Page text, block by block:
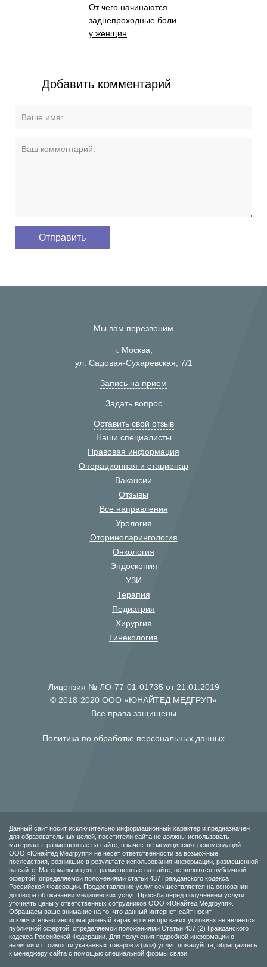
От чего начинаются
заднепроходные боли
у женщин
Добавить комментарий
Мы вам перезвоним
г. Москва,
ул. Садовая-Сухаревская, 7/1
Запись на прием
Задать вопрос
Оставить свой отзыв
Наши специалисты
Правовая информация
Операционная и стационар
Вакансии
Отзывы
Все направления
Урология
Оториноларингология
Онкология
Эндоскопия
УЗИ
Терапия
Педиатрия
Хирургия
Гинекология
Лицензия № ЛО-77-01-01735 от 21.01.2019
© 2018-2020 ООО «ЮНАЙТЕД МЕДГРУП»
Все права защищены
Политика по обработке персональных данных
Данный сайт носит исключительно информационный характер и предназначен
для образовательных целей, посетители сайта не должны использовать
материалы, размещенные на сайте, в качестве медицинских рекомендаций.
ООО «Юнайтед Медгрупп» не несет ответственности за возможные
последствия, возникшие в результате использования информации, размещенной
на сайте. Материалы и цены, размещенные на сайте, не являются публичной
офертой, определяемой положениями статьи 437 Гражданского кодекса
Российской Федерации. Предоставление услуг осуществляется на основании
договора об оказании медицинских услуг. Просьба перед получением услуги
уточнять цены у ответственных сотрудников ООО «Юнайтед Медгрупп».
Обращаем ваше внимание на то, что данный интернет-сайт носит
исключительно информационный характер и ни при каких условиях не является
публичной офертой, определяемой положениями Статьи 437 (2) Гражданского
кодекса Российской Федерации. Для получения подробной информации о
наличии и стоимости указанных товаров и (или) услуг, пожалуйста, обращайтесь
к менеджеру сайта с помощью специальной формы связи.